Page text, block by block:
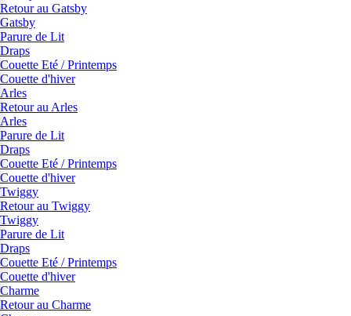
Retour au Gatsby
Gatsby
Parure de Lit
Draps
Couette Eté / Printemps
Couette d'hiver
Arles
Retour au Arles
Arles
Parure de Lit
Draps
Couette Eté / Printemps
Couette d'hiver
Twiggy
Retour au Twiggy
Twiggy
Parure de Lit
Draps
Couette Eté / Printemps
Couette d'hiver
Charme
Retour au Charme